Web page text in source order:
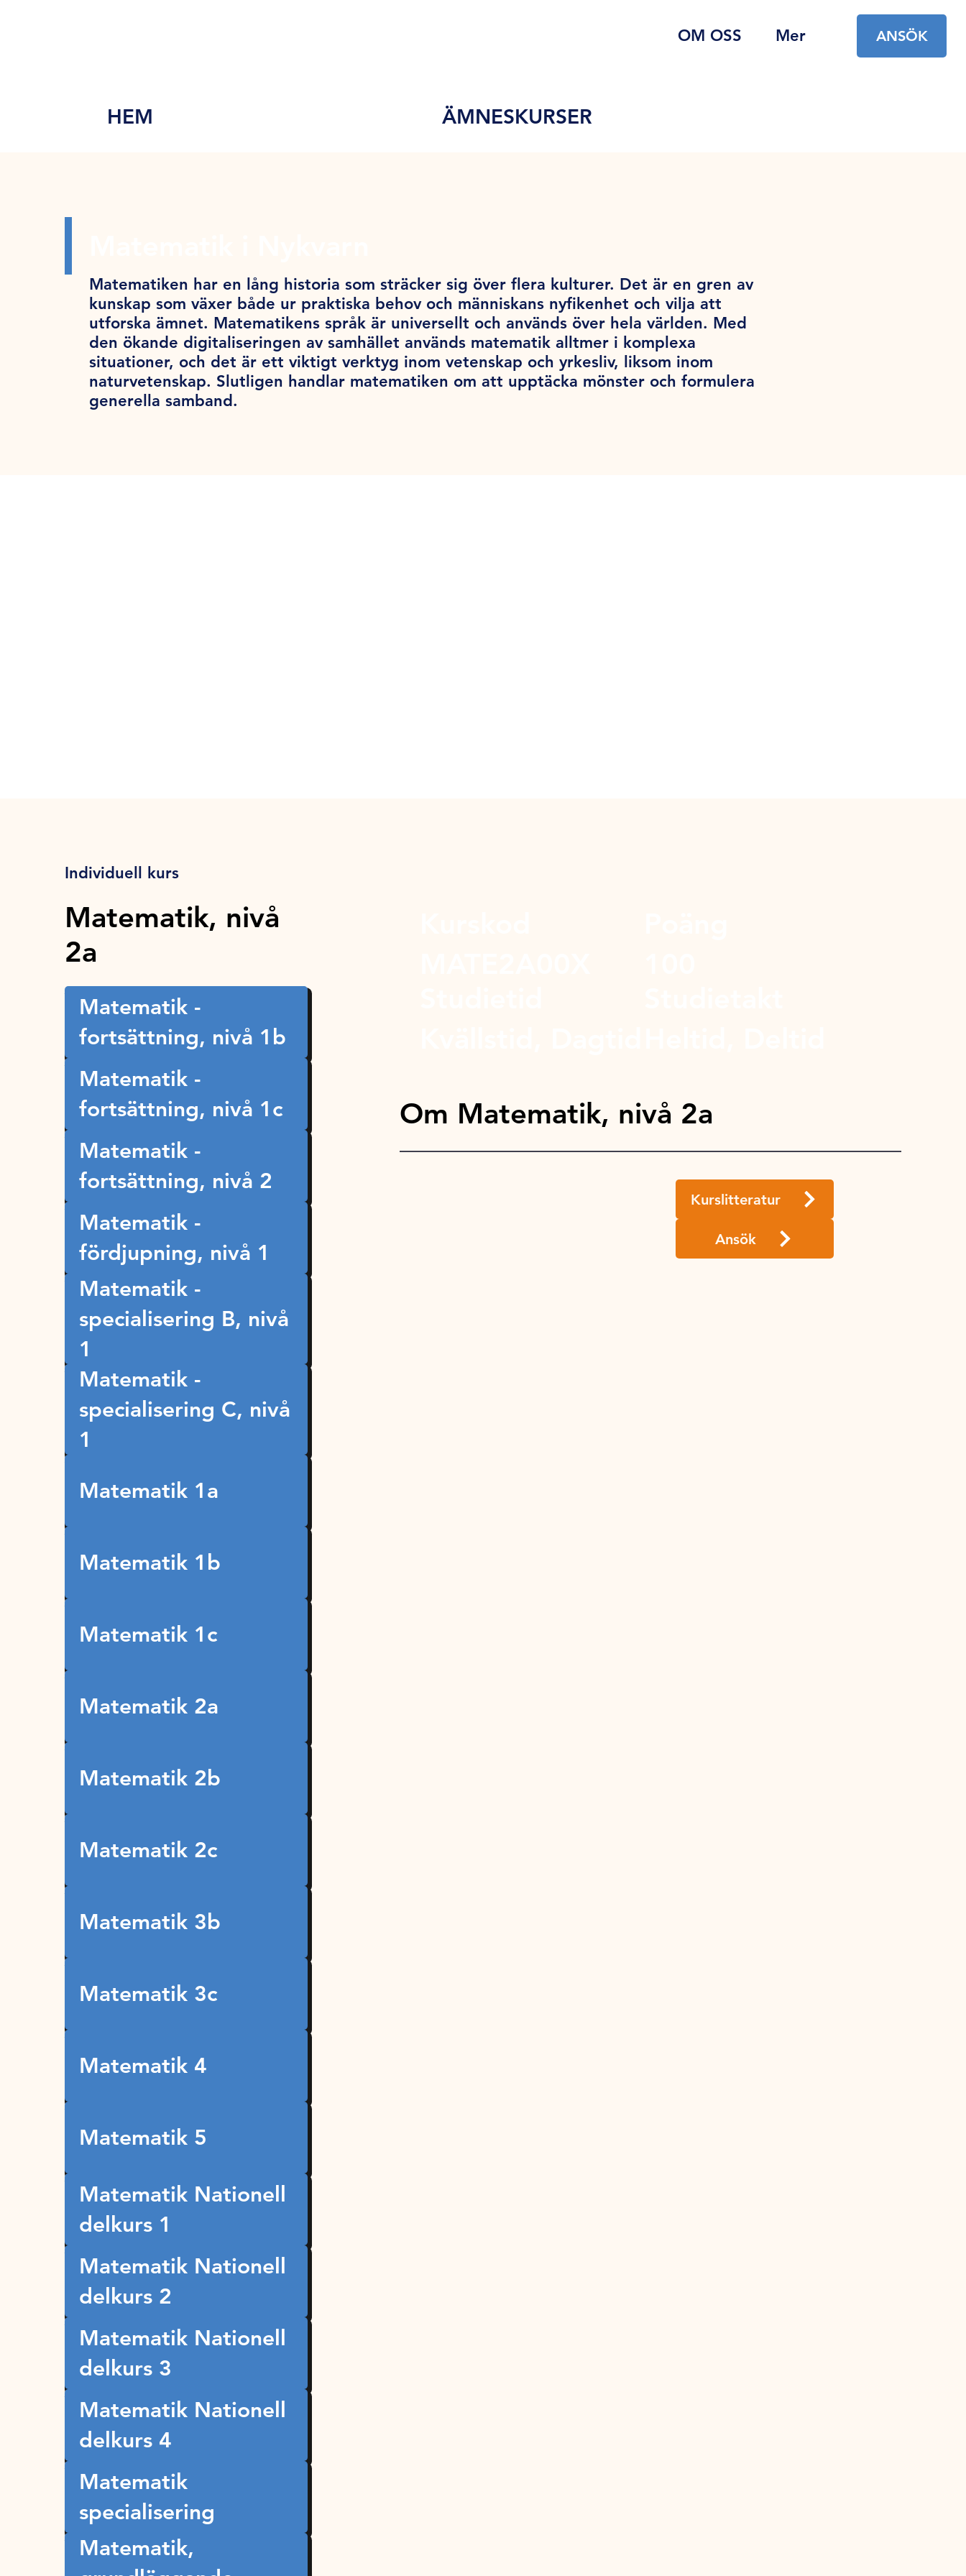
OM OSS Mer ANSÖK
HEM ÄMNESKURSER
Matematiken har en lång historia som sträcker sig över flera kulturer. Det är en gren av
kunskap som växer både ur praktiska behov och människans nyfikenhet och vilja att
utforska ämnet. Matematikens språk är universellt och används över hela världen. Med
den ökande digitaliseringen av samhället används matematik alltmer i komplexa
situationer, och det är ett viktigt verktyg inom vetenskap och yrkesliv, liksom inom
naturvetenskap. Slutligen handlar matematiken om att upptäcka mönster och formulera
generella samband.
Individuell kurs
Matematik, nivå
2a
Matematik -
fortsättning, nivå 1b
Matematik -
fortsättning, nivå 1c
Matematik -
fortsättning, nivå 2
Matematik -
fördjupning, nivå 1
Matematik -
specialisering B, nivå
1
Matematik -
specialisering C, nivå
1
Matematik 1a
Matematik 1b
Matematik 1c
Matematik 2a
Matematik 2b
Matematik 2c
Matematik 3b
Matematik 3c
Matematik 4
Matematik 5
Matematik Nationell
delkurs 1
Matematik Nationell
delkurs 2
Matematik Nationell
delkurs 3
Matematik Nationell
delkurs 4
Matematik
specialisering
Matematik,
Om Matematik, nivå 2a
Kurslitteratur
Ansök